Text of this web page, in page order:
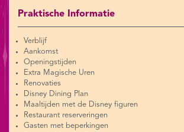
Praktische Informatie
Verblijf
Aankomst
Openingstijden
Extra Magische Uren
Renovaties
Disney Dining Plan
Maaltijden met de Disney figuren
Restaurant reserveringen
Gasten met beperkingen